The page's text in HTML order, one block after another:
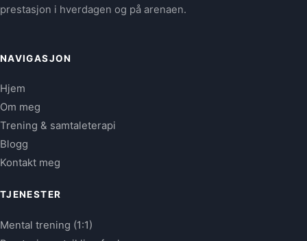
prestasjon i hverdagen og på arenaen.
NAVIGASJON
Hjem
Om meg
Trening & samtaleterapi
Blogg
Kontakt meg
TJENESTER
Mental trening (1:1)